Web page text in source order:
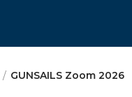
GUNSAILS Zoom 2026